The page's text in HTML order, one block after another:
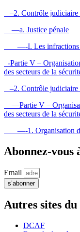
–2. Contrôle judiciaire
—a. Justice pénale
—-I. Les infractions
-Partie V –
des secteurs de la
–2. Contrôle judiciaire
—Partie V –
des secteurs de la
—-1. Organisation
Abonnez-vous
Email
s’abonner
Autres sites
DCAF